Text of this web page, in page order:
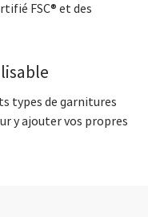
FSC® et des
types de garnitures
y ajouter vos propres